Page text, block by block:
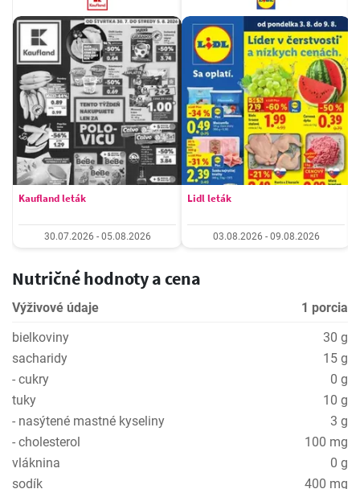
Kaufland leták
30.07.2026 - 05.08.2026
Lidl leták
03.08.2026 - 09.08.2026
Nutričné hodnoty a cena
Výživové údaje
1 porcia
bielkoviny
30 g
sacharidy
15 g
- cukry
0 g
tuky
10 g
- nasýtené mastné kyseliny
3 g
- cholesterol
100 mg
vláknina
0 g
sodík
400 mg